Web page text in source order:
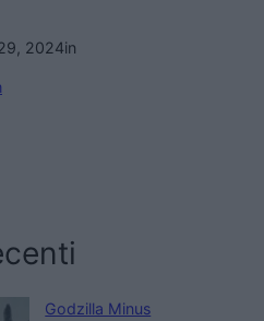
2024in
Godzilla Minus